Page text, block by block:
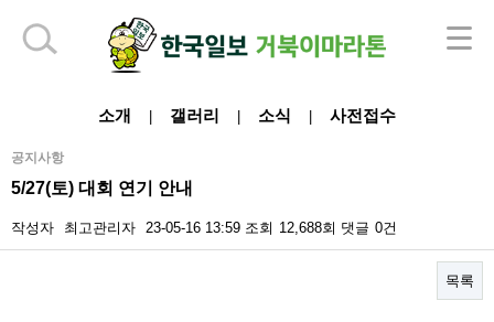
소개 갤러리 소식 사전접수
공지사항
5/27(토) 대회 연기 안내
작성자 최고관리자 23-05-16 13:59 조회 12,688회 댓글 0건
목록
하단 영역